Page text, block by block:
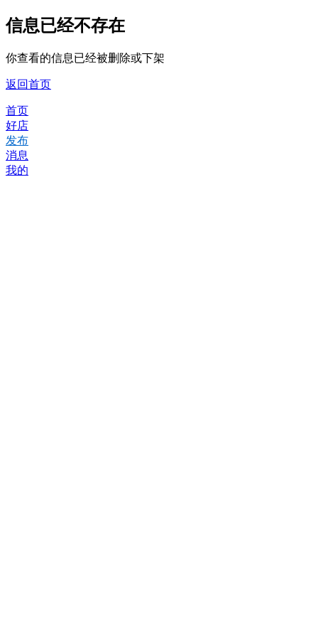
信息已经不存在
你查看的信息已经被删除或下架
返回首页
首页
好店
发布
消息
我的